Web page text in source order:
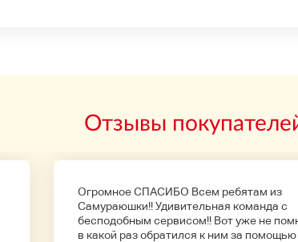
Отзывы
Огромное СПАСИБО Всем ребятам из
Самураюшки!! Удивительная команда с
бесподобным сервисом!! Вот уже не
в какой раз обратился к ним за помощью